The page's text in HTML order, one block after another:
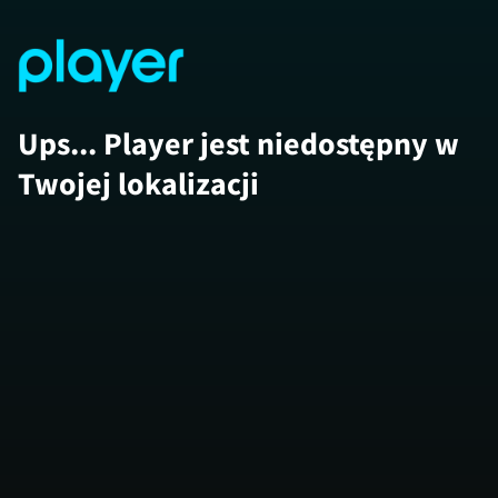
Ups... Player jest niedostępny w
Twojej lokalizacji